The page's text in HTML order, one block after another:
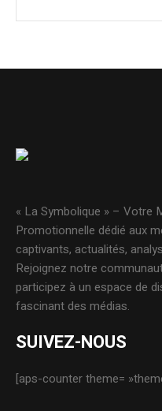
« La Symbolique » – Votre
Promotionnelle dédié aux
captivants, actualités,
Rejoignez notre
participez à un espace de
fascinant des médias.
SUIVEZ-NOUS
[aps-counter theme=